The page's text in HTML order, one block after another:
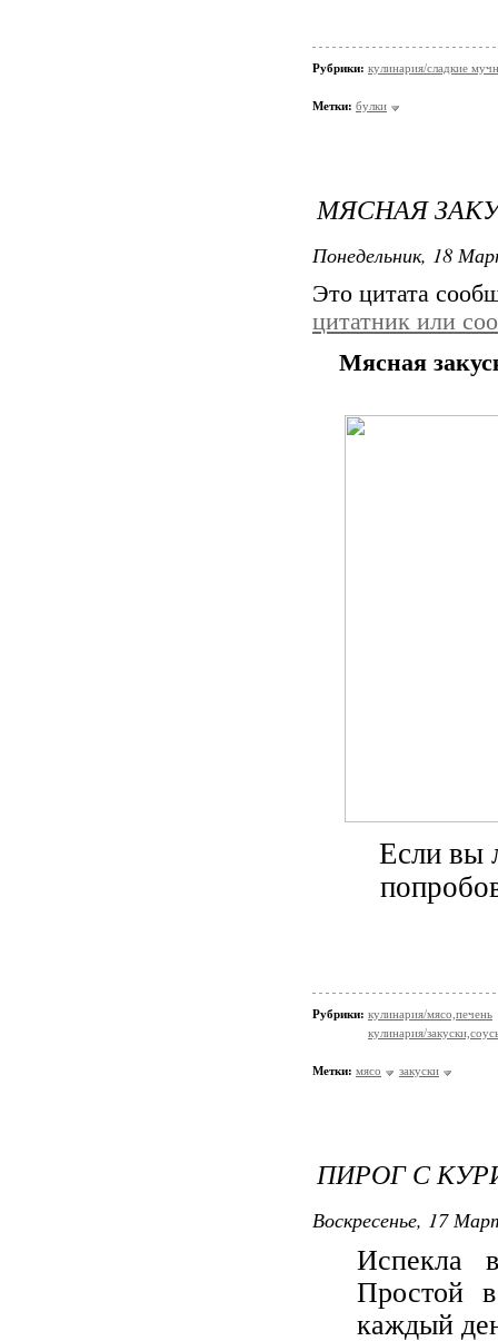
Рубрики: кулинария/сладкие
Метки: булки
МЯСНАЯ
Понедельник, 18
Это цитата
цитатник или
Мясная
Если вы
Рубрики: кулинария/мясо,печень
кулинария/
Метки: мясо закуски
ПИРОГ С
Воскресенье, 17
Испекла
Простой
каждый